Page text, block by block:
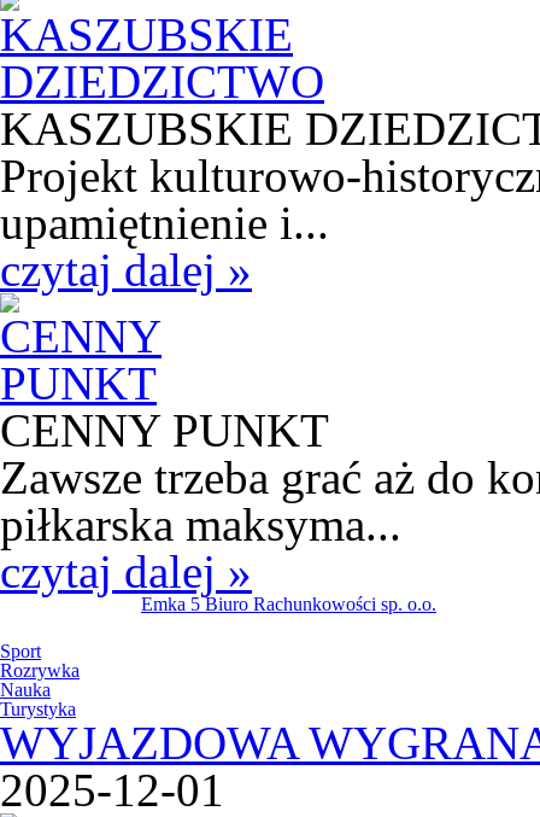
KASZUBSKIE
Projekt kulturowo-
upamiętnienie i...
czytaj dalej »
CENNY PUNKT
Zawsze trzeba grać aż do
piłkarska maksyma...
czytaj dalej »
Emka 5 Biuro Rachunkowości sp. o.o.
Sport
Rozrywka
Nauka
Turystyka
WYJAZDOWA
2025-12-01